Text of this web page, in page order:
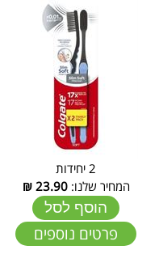
2 יחידות
המחיר שלנו:23.90
₪
הוסף לסל
פרטים נוספים